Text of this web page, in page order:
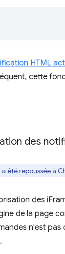
HTML
cette
des
a été repoussée à
des
de la page
n'est pas